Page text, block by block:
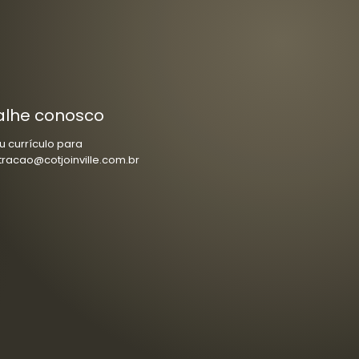
conosco
currículo para